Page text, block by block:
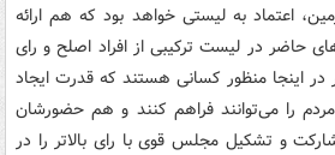
اعتماد به لیستی خواهد بود که هم ارائه
حاضر در لیست ترکیبی از افراد اصلح و رای
در اینجا منظور کسانی هستند که قدرت ایجاد
را می‌توانند فراهم کنند و هم حضورشان
و تشکیل مجلس قوی با رای بالاتر را در